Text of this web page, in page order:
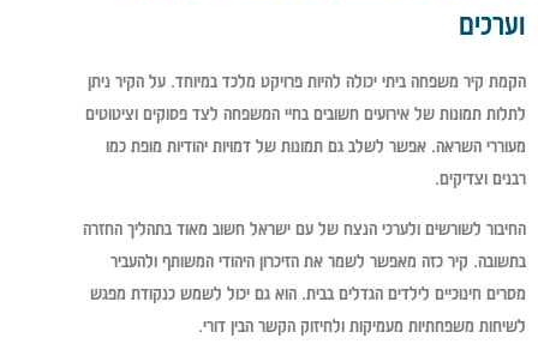
וערכים
הקמת קיר משפחה ביתי יכולה להיות פרויקט מלכד במיוחד. על הקיר ניתן
לתלות תמונות של אירועים חשובים בחיי המשפחה לצד פסוקים וציטוטים
מעוררי השראה. אפשר לשלב גם תמונות של דמויות יהודיות מופת כמו
רבנים וצדיקים.
החיבור לשורשים ולערכי הנצח של עם ישראל חשוב מאוד בתהליך החזרה
בתשובה. קיר כזה מאפשר לשמר את הזיכרון היהודי המשותף ולהעביר
מסרים חינוכיים לילדים הגדלים בבית. הוא גם יכול לשמש כנקודת מפגש
לשיחות משפחתיות מעמיקות ולחיזוק הקשר הבין דורי.